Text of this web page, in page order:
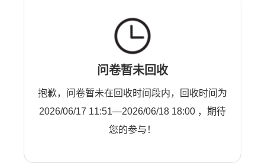
问卷暂未回收
抱歉，问卷暂未在回收时间段内，回收时间为
2026/06/17 11:51—2026/06/18 18:00 ，期待
您的参与！